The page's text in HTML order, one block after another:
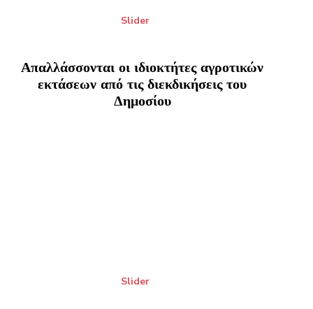
Slider
Απαλλάσσονται οι ιδιοκτήτες αγροτικών
εκτάσεων από τις διεκδικήσεις του
Δημοσίου
Slider